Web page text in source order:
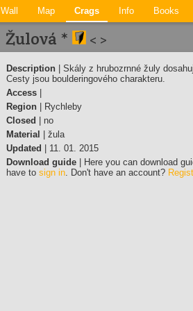
Wall Map Crags Info Books
Žulová * < >
Description
Skály z hrubozrnné žuly
Cesty jsou boulderingového charakteru.
Access
Region | Rychleby
Closed
| no
Material
| žula
Updated
| 11. 01. 2015
Download guide | Here you can download
have to sign in . Don't have an account?